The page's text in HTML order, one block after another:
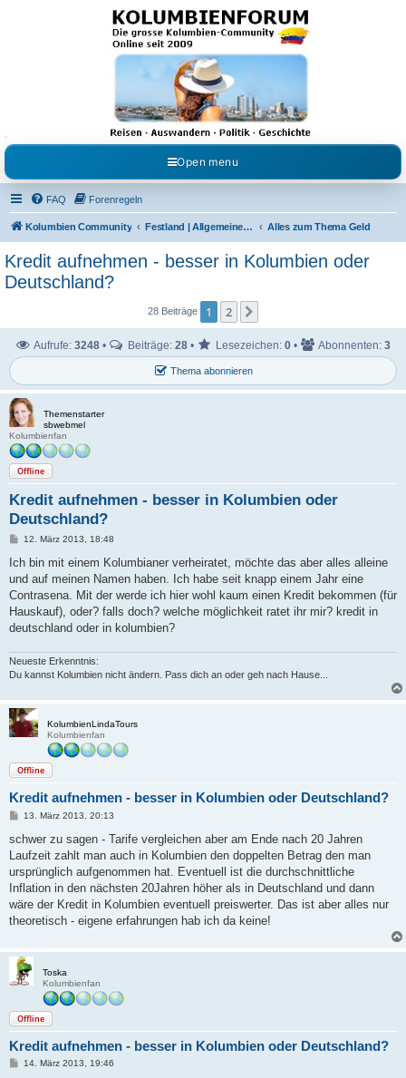
Kolumbienforum - Das
grosse Forum der
Freunde Kolumbiens
Reisen, Auswandern, Kultur, Politik, Geschichte und Visum in Kolumbien und Venezuela.
Austausch, Erfahrungen und Gemeinschaft im Kolumbienforum
Open menu
FAQ Forenregeln
Kolumbien Community Festland | Allgemeine Fragen Alles zum Thema Geld
Kredit aufnehmen - besser in Kolumbien oder
Deutschland?
28 Beiträge 1 2
Thema abonnieren
Aufrufe: 3248 • Beiträge: 28 • Lesezeichen: 0 • Abonnenten: 3
Themenstarter
sbwebmel
Kolumbienfan
Offline
Kredit aufnehmen - besser in Kolumbien oder
Deutschland?
B
i
r
a
12. März 2013, 18:48
Ich bin mit einem Kolumbianer verheiratet, möchte das aber alles alleine
und auf meinen Namen haben. Ich habe seit knapp einem Jahr eine
Contrasena. Mit der werde ich hier wohl kaum einen Kredit bekommen (für
Hauskauf), oder? falls doch? welche möglichkeit ratet ihr mir? kredit in
deutschland oder in kolumbien?
Neueste Erkenntnis:
Du kannst Kolumbien nicht ändern. Pass dich an oder geh nach Hause...
KolumbienLindaTours
Kolumbienfan
Offline
Kredit aufnehmen - besser in Kolumbien oder Deutschland?
B
i
r
a
13. März 2013, 20:13
schwer zu sagen - Tarife vergleichen aber am Ende nach 20 Jahren
Laufzeit zahlt man auch in Kolumbien den doppelten Betrag den man
ursprünglich aufgenommen hat. Eventuell ist die durchschnittliche
Inflation in den nächsten 20Jahren höher als in Deutschland und dann
wäre der Kredit in Kolumbien eventuell preiswerter. Das ist aber alles nur
theoretisch - eigene erfahrungen hab ich da keine!
Toska
Kolumbienfan
Offline
Kredit aufnehmen - besser in Kolumbien oder Deutschland?
B14. März 2013, 19:46